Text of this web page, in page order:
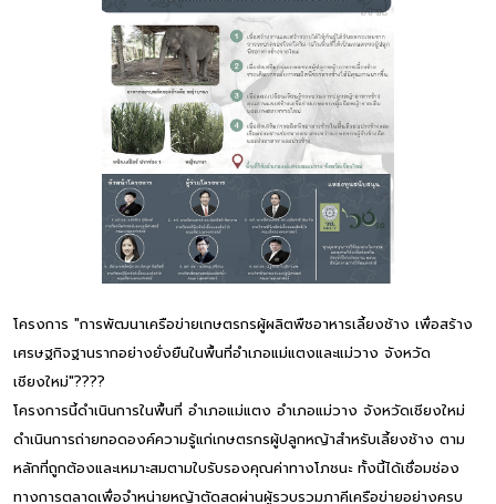
โครงการ "การพัฒนาเครือข่ายเกษตรกรผู้ผลิตพืชอาหารเลี้ยงช้าง เพื่อสร้าง
เศรษฐกิจฐานรากอย่างยั่งยืนในพื้นที่อำเภอแม่แตงและแม่วาง จังหวัด
เชียงใหม่"????
โครงการนี้ดำเนินการในพื้นที่ อำเภอแม่แตง อำเภอแม่วาง จังหวัดเชียงใหม่
ดำเนินการถ่ายทอดองค์ความรู้แก่เกษตรกรผู้ปลูกหญ้าสำหรับเลี้ยงช้าง ตาม
หลักที่ถูกต้องและเหมาะสมตามใบรับรองคุณค่าทางโภชนะ ทั้งนี้ได้เชื่อมช่อง
ทางการตลาดเพื่อจำหน่ายหญ้าตัดสดผ่านผู้รวบรวมภาคีเครือข่ายอย่างครบ